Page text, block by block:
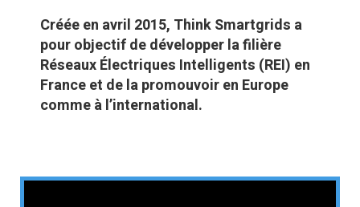
Créée en avril 2015, Think Smartgrids a
pour objectif de développer la filière
Réseaux Électriques Intelligents (REI) en
France et de la promouvoir en Europe
comme à l’international.